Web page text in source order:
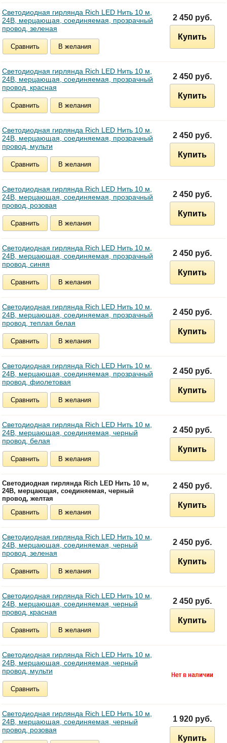
Светодиодная гирлянда Rich LED Нить 10 м,
24В, мерцающая, соединяемая, прозрачный
провод, зеленая
Сравнить В желания
2 450 руб.
Купить
Светодиодная гирлянда Rich LED Нить 10 м,
24В, мерцающая, соединяемая, прозрачный
провод, красная
Сравнить В желания
2 450 руб.
Купить
Светодиодная гирлянда Rich LED Нить 10 м,
24В, мерцающая, соединяемая, прозрачный
провод, мульти
Сравнить В желания
2 450 руб.
Купить
Светодиодная гирлянда Rich LED Нить 10 м,
24В, мерцающая, соединяемая, прозрачный
провод, розовая
Сравнить В желания
2 450 руб.
Купить
Светодиодная гирлянда Rich LED Нить 10 м,
24В, мерцающая, соединяемая, прозрачный
провод, синяя
Сравнить В желания
2 450 руб.
Купить
Светодиодная гирлянда Rich LED Нить 10 м,
24В, мерцающая, соединяемая, прозрачный
провод, теплая белая
Сравнить В желания
2 450 руб.
Купить
Светодиодная гирлянда Rich LED Нить 10 м,
24В, мерцающая, соединяемая, прозрачный
провод, фиолетовая
Сравнить В желания
2 450 руб.
Купить
Светодиодная гирлянда Rich LED Нить 10 м,
24В, мерцающая, соединяемая, черный
провод, белая
Сравнить В желания
2 450 руб.
Купить
Светодиодная гирлянда Rich LED Нить 10 м,
24В, мерцающая, соединяемая, черный
провод, желтая
Сравнить
В желания
2 450 руб.
Купить
Светодиодная гирлянда Rich LED Нить 10 м,
24В, мерцающая, соединяемая, черный
провод, зеленая
Сравнить В желания
2 450 руб.
Купить
Светодиодная гирлянда Rich LED Нить 10 м,
24В, мерцающая, соединяемая, черный
провод, красная
Сравнить В желания
2 450 руб.
Купить
Светодиодная гирлянда Rich LED Нить 10 м,
24В, мерцающая, соединяемая, черный
провод, мульти
Сравнить
Светодиодная гирлянда Rich LED Нить 10 м,
24В, мерцающая, соединяемая, черный
провод, розовая
1 920 руб.
Купить